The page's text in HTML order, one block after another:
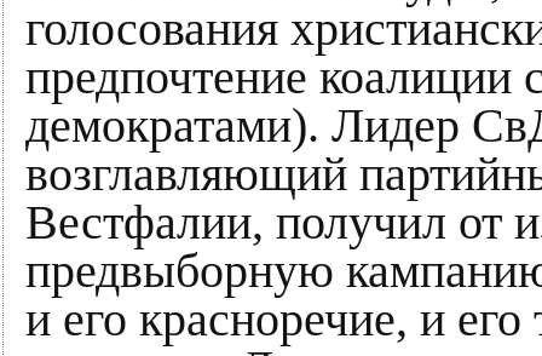
голосования
предпочтение
демократами). Лидер
возглавляющий
Вестфалии, получил от
предвыборную
и его красноречие, и